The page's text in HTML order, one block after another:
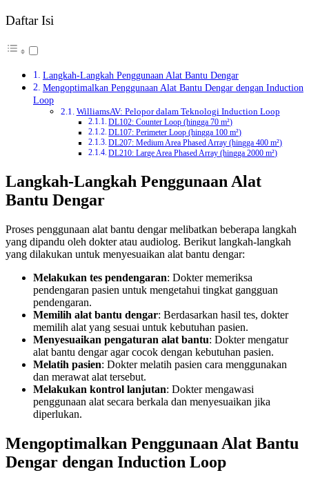
Daftar Isi
Langkah-Langkah Penggunaan Alat Bantu Dengar
Mengoptimalkan Penggunaan Alat Bantu Dengar dengan Induction
Loop
WilliamsAV: Pelopor dalam Teknologi Induction Loop
DL102: Counter Loop (hingga 70 m²)
DL107: Perimeter Loop (hingga 100 m²)
DL207: Medium Area Phased Array (hingga 400 m²)
DL210: Large Area Phased Array (hingga 2000 m²)
Langkah-Langkah Penggunaan Alat
Bantu Dengar
Proses penggunaan alat bantu dengar melibatkan beberapa langkah
yang dipandu oleh dokter atau audiolog. Berikut langkah-langkah
yang dilakukan untuk menyesuaikan alat bantu dengar:
Melakukan tes pendengaran: Dokter memeriksa
pendengaran pasien untuk mengetahui tingkat gangguan
pendengaran.
Memilih alat bantu dengar: Berdasarkan hasil tes, dokter
memilih alat yang sesuai untuk kebutuhan pasien.
Menyesuaikan pengaturan alat bantu: Dokter mengatur
alat bantu dengar agar cocok dengan kebutuhan pasien.
Melatih pasien: Dokter melatih pasien cara menggunakan
dan merawat alat tersebut.
Melakukan kontrol lanjutan: Dokter mengawasi
penggunaan alat secara berkala dan menyesuaikan jika
diperlukan.
Mengoptimalkan Penggunaan Alat Bantu
Dengar dengan Induction Loop